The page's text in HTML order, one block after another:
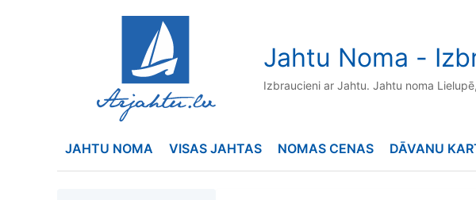
Jahtu Noma -
Izbraucieni ar Jahtu. Jahtu noma
JAHTU NOMA VISAS JAHTAS NOMAS CENAS DĀVANU